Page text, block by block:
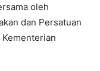
oleh
dan Persatuan